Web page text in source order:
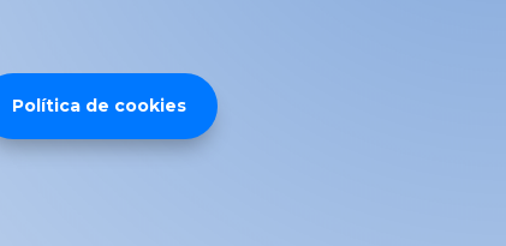
Política de cookies